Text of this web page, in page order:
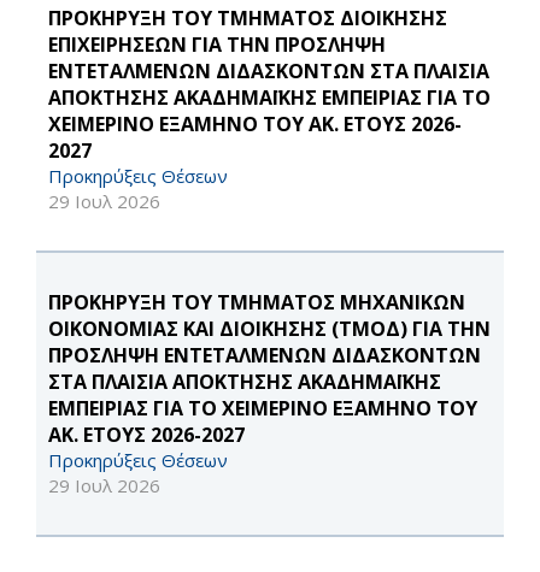
ΠΡΟΚΗΡΥΞΗ ΤΟΥ ΤΜΗΜΑΤΟΣ ΔΙΟΙΚΗΣΗΣ
ΕΠΙΧΕΙΡΗΣΕΩΝ ΓΙΑ ΤΗΝ ΠΡΟΣΛΗΨΗ
ΕΝΤΕΤΑΛΜΕΝΩΝ ΔΙΔΑΣΚΟΝΤΩΝ ΣΤΑ ΠΛΑΙΣΙΑ
ΑΠΟΚΤΗΣΗΣ ΑΚΑΔΗΜΑΪΚΗΣ ΕΜΠΕΙΡΙΑΣ ΓΙΑ ΤΟ
ΧΕΙΜΕΡΙΝΟ ΕΞΑΜΗΝΟ ΤΟΥ ΑΚ. ΕΤΟΥΣ 2026-
2027
Προκηρύξεις Θέσεων
29 Ιουλ 2026
ΠΡΟΚΗΡΥΞΗ ΤΟΥ ΤΜΗΜΑΤΟΣ ΜΗΧΑΝΙΚΩΝ
ΟΙΚΟΝΟΜΙΑΣ ΚΑΙ ΔΙΟΙΚΗΣΗΣ (ΤΜΟΔ) ΓΙΑ ΤΗΝ
ΠΡΟΣΛΗΨΗ ΕΝΤΕΤΑΛΜΕΝΩΝ ΔΙΔΑΣΚΟΝΤΩΝ
ΣΤΑ ΠΛΑΙΣΙΑ ΑΠΟΚΤΗΣΗΣ ΑΚΑΔΗΜΑΪΚΗΣ
ΕΜΠΕΙΡΙΑΣ ΓΙΑ ΤΟ ΧΕΙΜΕΡΙΝΟ ΕΞΑΜΗΝΟ ΤΟΥ
ΑΚ. ΕΤΟΥΣ 2026-2027
Προκηρύξεις Θέσεων
29 Ιουλ 2026